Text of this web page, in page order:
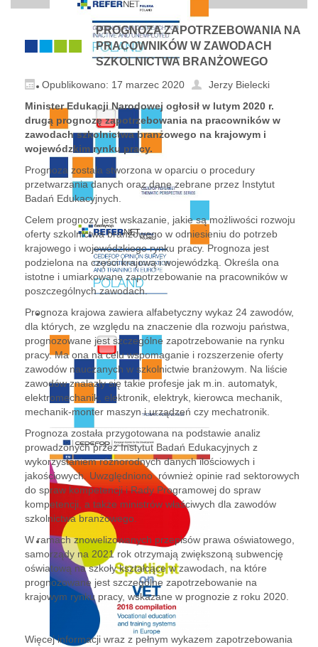
PROGNOZA ZAPOTRZEBOWANIA NA
PRACOWNIKÓW W ZAWODACH
SZKOLNICTWA BRANŻOWEGO
Opublikowano: 17 marzec 2020
Jerzy Bielecki
Minister Edukacji Narodowej ogłosił w lutym 2020 r.
drugą prognozę zapotrzebowania na pracowników w
zawodach szkolnictwa branżowego na krajowym i
wojewódzkim rynku pracy.
Prognoza została stworzona w oparciu o procedury
przetwarzania danych oraz dane zebrane przez Instytut
Badań Edukacyjnych.
Celem prognozy jest wskazanie, jakie są możliwości rozwoju
oferty szkolnictwa branżowego w odniesieniu do potrzeb
krajowego i wojewódzkiego rynku pracy. Prognoza jest
podzielona na części krajową i wojewódzką. Określa ona
istotne i umiarkowane zapotrzebowanie na pracowników w
poszczególnych zawodach.
Prognoza krajowa zawiera alfabetyczny wykaz 24 zawodów,
dla których, ze względu na znaczenie dla rozwoju państwa,
prognozowane jest szczególne zapotrzebowanie na rynku
pracy. Ma ona na celu wspomaganie i rozszerzenie oferty
zawodów nauczanych w szkolnictwie branżowym. Na liście
zawodów znalazły się takie profesje jak m.in. automatyk,
elektromechanik, elektronik, elektryk, kierowca mechanik,
mechanik-monter maszyn i urządzeń czy mechatronik.
Prognoza została przygotowana na podstawie analiz
prowadzonych przez Instytut Badań Edukacyjnych z
wykorzystaniem różnorodnych danych ilościowych i
jakościowych. Uwzględniono również opinie rad sektorowych
do spraw kompetencji i Rady Programowej do spraw
kompetencji, a także ministrów właściwych dla zawodów
szkolnictwa branżowego.
W ramach znowelizowanych przepisów prawa oświatowego,
samorządy na 2021 rok otrzymają zwiększoną subwencję
oświatową na szkoły kształcące w zawodach, na które
prognozowane jest szczególne zapotrzebowanie na
krajowym rynku pracy, wskazane w prognozie z roku 2020.
Więcej informacji wraz z pełnym wykazem zapotrzebowania